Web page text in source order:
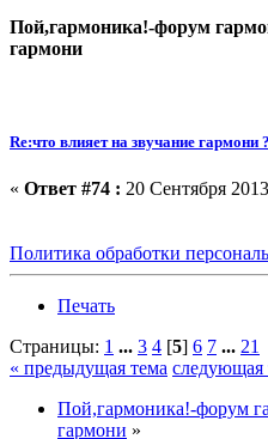
Пой,гармоника!-форум
гармони
Re:что влияет на звучание гармони ?
« Ответ #74 : 20 Сентября
Политика обработки
Печать
Страницы: 1 ... 3 4 [5] 6 7 ... 21
« предыдущая тема следующая
Пой,гармоника!-форум
гармони »